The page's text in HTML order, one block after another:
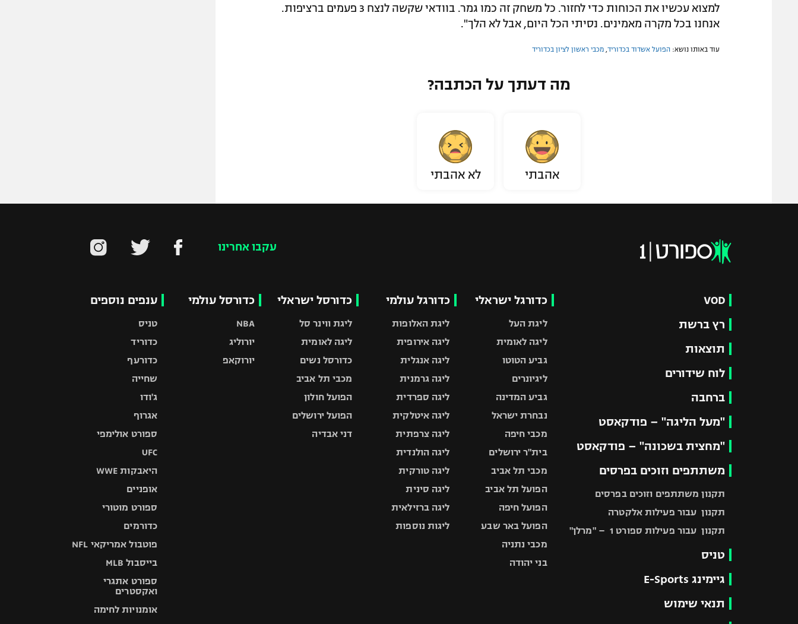
למצוא עכשיו את הכוחות כדי לחזור. כל משחק זה כמו גמר. בוודאי שקשה לנצח 3 פעמים ברציפות.
אנחנו בכל מקרה מאמינים. נסיתי הכל היום, אבל לא הלך".
עוד באותו נושא: הפועל אשדוד בכדוריד מכבי ראשון לציון בכדוריד
מה דעתך על הכתבה?
אהבתי לא אהבתי
עקבו אחרינו
VOD
רץ ברשת
תוצאות
לוח שידורים
ברחבה
"מעל הליגה" – פודקאסט
"מחצית בשכונה" – פודקאסט
משתתפים וזוכים בפרסים
תקנון משתתפים וזוכים בפרסים
תקנון עבור פעילות אלקטרה
תקנון עבור פעילות ספורט 1 – "מרלן"
טניס
גיימינג E-Sports
תנאי שימוש
כדורגל ישראלי
ליגת העל
ליגה לאומית
גביע הטוטו
ליגיונרים
גביע המדינה
נבחרת ישראל
מכבי חיפה
בית"ר ירושלים
מכבי תל אביב
הפועל תל אביב
הפועל חיפה
הפועל באר שבע
מכבי נתניה
בני יהודה
כדורגל עולמי
ליגת האלופות
ליגה אירופית
ליגה אנגלית
ליגה גרמנית
ליגה ספרדית
ליגה איטלקית
ליגה צרפתית
ליגה הולנדית
ליגה טורקית
ליגה סינית
ליגה ברזילאית
ליגות נוספות
כדורסל ישראלי
ליגת ווינר סל
ליגה לאומית
כדורסל נשים
מכבי תל אביב
הפועל חולון
הפועל ירושלים
דני אבדיה
כדורסל עולמי
NBA
יורוליג
יורוקאפ
ענפים נוספים
טניס
כדוריד
כדורעף
שחייה
ג'ודו
אגרוף
ספורט אולימפי
UFC
היאבקות WWE
אופניים
ספורט מוטורי
כדורמים
פוטבול אמריקאי NFL
בייסבול MLB
ספורט אתגרי
ואקסטרים
אומנויות לחימה